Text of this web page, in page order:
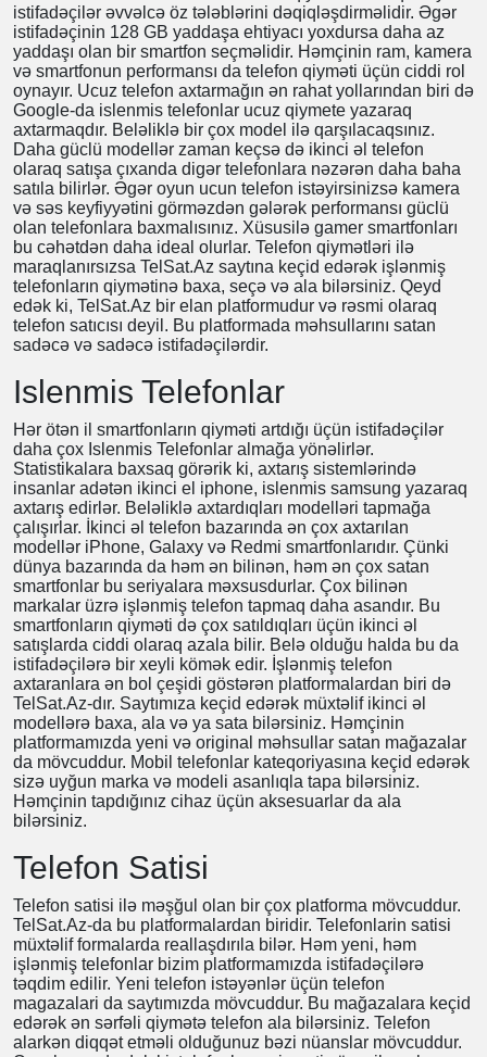
Telefon Qiymetleri cihazın parametrlərindən aslı olaraq
dəyişir. Daha çox ram və yaddaşa malik telefonlar daha
baha satılır. İslenmis telefonlar ucuz qiymete almaq istəyən
istifadəçilər əvvəlcə öz tələblərini dəqiqləşdirməlidir. Əgər
istifadəçinin 128 GB yaddaşa ehtiyacı yoxdursa daha az
yaddaşı olan bir smartfon seçməlidir. Həmçinin ram, kamera
və smartfonun performansı da telefon qiyməti üçün ciddi
rol oynayır. Ucuz telefon axtarmağın ən rahat yollarından
biri də Google-da islenmis telefonlar ucuz qiymete yazaraq
axtarmaqdır. Beləliklə bir çox model ilə qarşılacaqsınız.
Daha güclü modellər zaman keçsə də ikinci əl telefon
olaraq satışa çıxanda digər telefonlara nəzərən daha baha
satıla bilirlər. Əgər oyun ucun telefon istəyirsinizsə kamera
və səs keyfiyyətini görməzdən gələrək performansı güclü
olan telefonlara baxmalısınız. Xüsusilə gamer smartfonları
bu cəhətdən daha ideal olurlar. Telefon qiymətləri ilə
maraqlanırsızsa TelSat.Az saytına keçid edərək işlənmiş
telefonların qiymətinə baxa, seçə və ala bilərsiniz. Qeyd
edək ki, TelSat.Az bir elan platformudur və rəsmi olaraq
telefon satıcısı deyil. Bu platformada məhsullarını satan
sadəcə və sadəcə istifadəçilərdir.
Islenmis Telefonlar
Hər ötən il smartfonların qiyməti artdığı üçün istifadəçilər
daha çox Islenmis Telefonlar almağa yönəlirlər.
Statistikalara baxsaq görərik ki, axtarış sistemlərində
insanlar adətən ikinci el iphone, islenmis samsung yazaraq
axtarış edirlər. Beləliklə axtardıqları modelləri tapmağa
çalışırlar. İkinci əl telefon bazarında ən çox axtarılan
modellər iPhone, Galaxy və Redmi smartfonlarıdır. Çünki
dünya bazarında da həm ən bilinən, həm ən çox satan
smartfonlar bu seriyalara məxsusdurlar. Çox bilinən
markalar üzrə işlənmiş telefon tapmaq daha asandır. Bu
smartfonların qiyməti də çox satıldıqları üçün ikinci əl
satışlarda ciddi olaraq azala bilir. Belə olduğu halda bu da
istifadəçilərə bir xeyli kömək edir. İşlənmiş telefon
axtaranlara ən bol çeşidi göstərən platformalardan biri də
TelSat.Az-dır. Saytımıza keçid edərək müxtəlif ikinci əl
modellərə baxa, ala və ya sata bilərsiniz. Həmçinin
platformamızda yeni və original məhsullar satan mağazalar
da mövcuddur. Mobil telefonlar kateqoriyasına keçid
edərək sizə uyğun marka və modeli asanlıqla tapa bilərsiniz.
Həmçinin tapdığınız cihaz üçün aksesuarlar da ala
bilərsiniz.
Telefon Satisi